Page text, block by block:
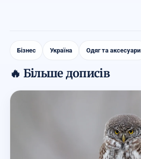
Бізнес Україна Одяг та аксесуари
🔥 Більше дописів